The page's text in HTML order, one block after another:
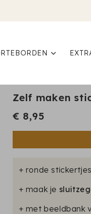
Zelf maken
€ 8,95
+ ronde
+ maak je
+ met beeldbank